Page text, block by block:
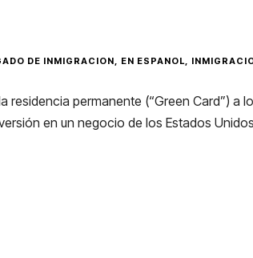
DE INMIGRACION EN ESPANOL
permanente (“Green Card”) a
en un negocio de los Estados